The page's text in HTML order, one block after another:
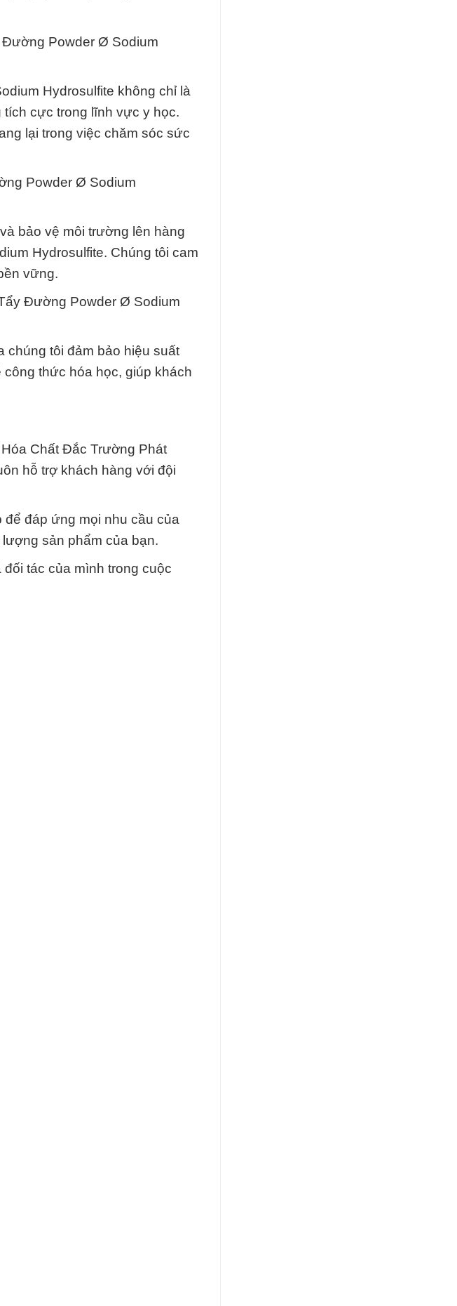
Đường Powder Ø Sodium
Hydrosulfite không chỉ là
cực trong lĩnh vực y học.
lại trong việc chăm sóc sức
Powder Ø Sodium
bảo vệ môi trường lên hàng
Hydrosulfite. Chúng tôi cam
vững.
Đường Powder Ø Sodium
tôi đảm bảo hiệu suất
thức hóa học, giúp khách
Chất Đắc Trường Phát
hỗ trợ khách hàng với đội
đáp ứng mọi nhu cầu của
sản phẩm của bạn.
tác của mình trong cuộc